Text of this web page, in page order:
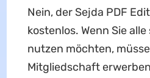
Nein, der Sejda PDF
kostenlos. Wenn Sie
nutzen möchten,
Mitgliedschaft